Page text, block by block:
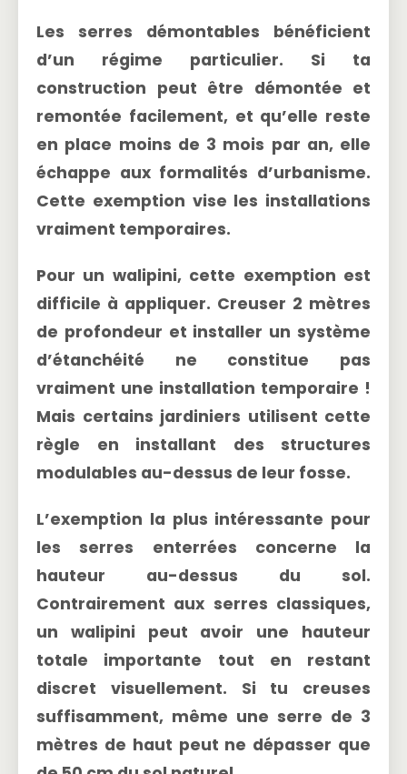
Les serres démontables bénéficient
d’un régime particulier. Si ta
construction peut être démontée et
remontée facilement, et qu’elle reste
en place moins de 3 mois par an, elle
échappe aux formalités d’urbanisme.
Cette exemption vise les installations
vraiment temporaires.
Pour un walipini, cette exemption est
difficile à appliquer. Creuser 2 mètres
de profondeur et installer un système
d’étanchéité ne constitue pas
vraiment une installation temporaire !
Mais certains jardiniers utilisent cette
règle en installant des structures
modulables au-dessus de leur fosse.
L’exemption la plus intéressante pour
les serres enterrées concerne la
hauteur au-dessus du sol.
Contrairement aux serres classiques,
un walipini peut avoir une hauteur
totale importante tout en restant
discret visuellement. Si tu creuses
suffisamment, même une serre de 3
mètres de haut peut ne dépasser que